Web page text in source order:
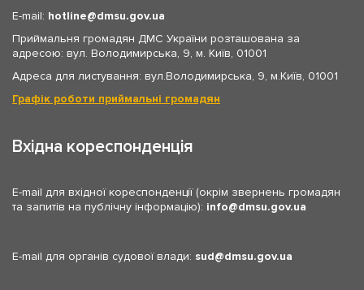
E-mail: hotline
dmsu.gov.ua
Приймальня громадян ДМС України розташована за
адресою: вул. Володимирська, 9, м. Київ, 01001
Адреса для листування: вул.Володимирська, 9, м.Київ, 01001
Графік роботи приймальні громадян
Вхідна кореспонденція
E-mail для вхідної кореспонденції (окрім звернень громадян
та запитів на публічну інформацію): info dmsu.gov.ua
E-mail для органів судової влади: sud dmsu.gov.ua